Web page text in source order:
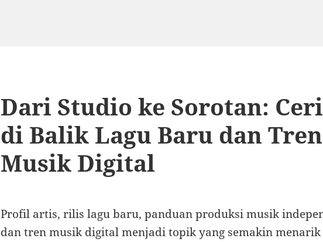
Dari Studio ke Sorotan:
di Balik Lagu Baru dan Tren
Musik Digital
Profil artis, rilis lagu baru, panduan produksi musik
dan tren musik digital menjadi topik yang semakin menarik